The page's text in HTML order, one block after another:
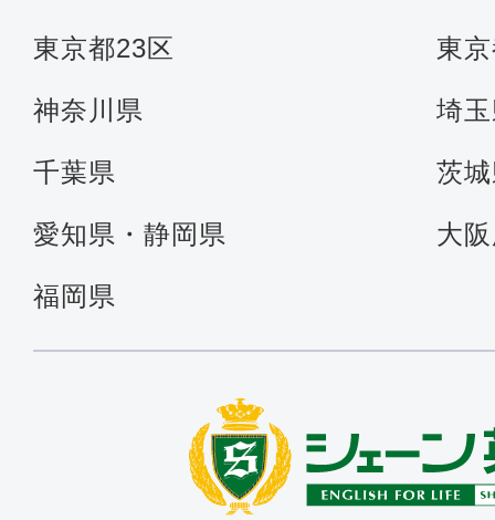
東京都23区 東
神奈川県 埼
千葉県 茨
愛知県・静岡県 大
福岡県